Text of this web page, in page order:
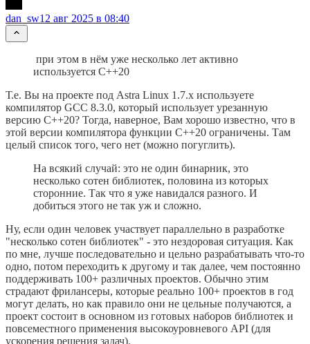
dan_sw12 авг 2025 в 08:40
при этом в нём уже несколько лет активно
используется C++20
Т.е. Вы на проекте под Astra Linux 1.7.x используете
компилятор GCC 8.3.0, который использует урезанную
версию C++20? Тогда, наверное, Вам хорошо известно, что в
этой версии компилятора функции C++20 ограничены. Там
целый список того, чего нет (можно погуглить).
На всякий случай: это не один бинарник, это
несколько сотен библиотек, половина из которых
сторонние. Так что я уже навидался разного. И
добиться этого не так уж и сложно.
Ну, если один человек участвует параллельно в разработке
"несколько сотен библиотек" - это нездоровая ситуация. Как
по мне, лучше последовательно и цельно разрабатывать что-то
одно, потом переходить к другому и так далее, чем постоянно
поддерживать 100+ различных проектов. Обычно этим
страдают фрилансеры, которые реально 100+ проектов в год
могут делать, но как правило они не цельные получаются, а
проект состоит в основном из готовых наборов библиотек и
повсеместного применения высокоуровневого API (для
ускорения решения задач).